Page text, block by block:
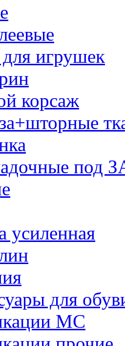
игрушек
корсаж
под
усиленная
для
МС